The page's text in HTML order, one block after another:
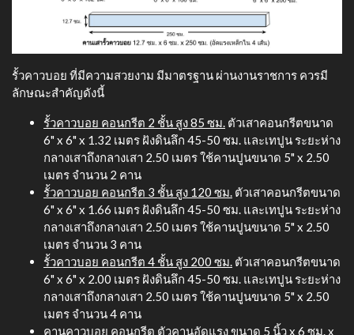
รั้วคาวบอย ที่มีความสวยงาม มีมาตรฐาน ผ่านงานราชการ ควรมี
ลักษณะสำคัญดังนี้
รั้วคาวบอย คอนกรีต 2 ชั้น สูง 85 ซม. ตัวเสาคอนกรีตขนาด
6" x 6" x 1.32 เมตร ฝังดินลึก 45-50 ซม. และเทปูน ระยะห่าง
กลางเสาถึงกลางเสา 2.50 เมตร ใช้คานปูนขนาด 5" x 2.50
เมตร จำนวน 2 คาน
รั้วคาวบอย คอนกรีต 3 ชั้น สูง 120 ซม. ตัวเสาคอนกรีตขนาด
6" x 6" x 1.66 เมตร ฝังดินลึก 45-50 ซม. และเทปูน ระยะห่าง
กลางเสาถึงกลางเสา 2.50 เมตร ใช้คานปูนขนาด 5" x 2.50
เมตร จำนวน 3 คาน
รั้วคาวบอย คอนกรีต 4 ชั้น สูง 200 ซม. ตัวเสาคอนกรีตขนาด
6" x 6" x 2.00 เมตร ฝังดินลึก 45-50 ซม. และเทปูน ระยะห่าง
กลางเสาถึงกลางเสา 2.50 เมตร ใช้คานปูนขนาด 5" x 2.50
เมตร จำนวน 4 คาน
คานคาวบอย คอนกรีต ตัวคานอัดแรง ขนาด 5 นิ้ว x 6 ซม. x